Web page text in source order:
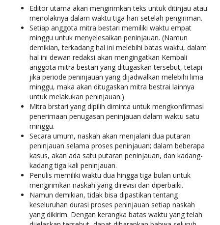
Editor utama akan mengirimkan teks untuk ditinjau atau
menolaknya dalam waktu tiga hari setelah pengiriman.
Setiap anggota mitra bestari memiliki waktu empat
minggu untuk menyelesaikan peninjauan. (Namun
demikian, terkadang hal ini melebihi batas waktu, dalam
hal ini dewan redaksi akan mengingatkan Kembali
anggota mitra bestari yang ditugaskan tersebut, tetapi
jika periode peninjauan yang dijadwalkan melebihi lima
minggu, maka akan ditugaskan mitra bestrai lainnya
untuk melakukan peninjauan.)
Mitra brstari yang dipilih diminta untuk mengkonfirmasi
penerimaan penugasan peninjauan dalam waktu satu
minggu.
Secara umum, naskah akan menjalani dua putaran
peninjauan selama proses peninjauan; dalam beberapa
kasus, akan ada satu putaran peninjauan, dan kadang-
kadang tiga kali peninjauan.
Penulis memiliki waktu dua hingga tiga bulan untuk
mengirimkan naskah yang direvisi dan diperbaiki.
Namun demikian, tidak bisa dipastikan tentang
keseluruhan durasi proses peninjauan setiap naskah
yang dikirim. Dengan kerangka batas waktu yang telah